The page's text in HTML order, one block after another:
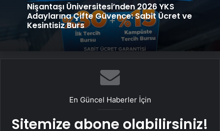
Nişantaşı Üniversitesi’nden 2026 YKS
Adaylarına Çifte Güvence: Sabit Ücret ve
Kesintisiz Burs
En Güncel Haberler İçin
Sitemize abone olabilirsiniz!